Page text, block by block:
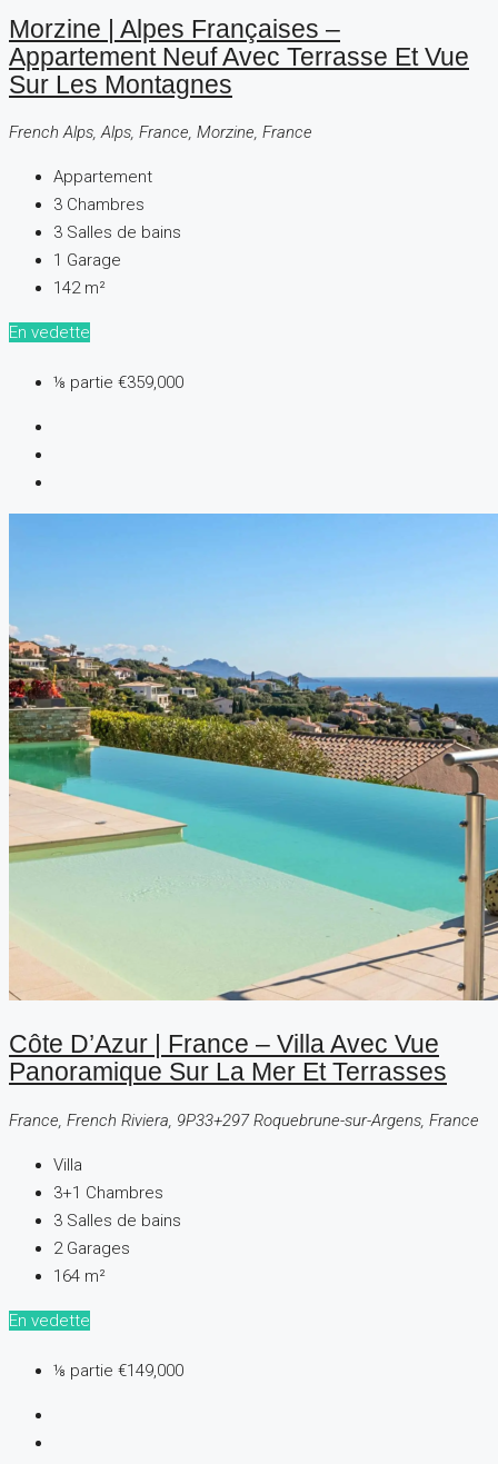
Morzine | Alpes Françaises –
Appartement Neuf Avec Terrasse Et Vue
Sur Les Montagnes
French Alps, Alps, France, Morzine, France
Appartement
3 Chambres
3 Salles de bains
1 Garage
142 m²
En vedette
⅛ partie €359,000
Côte D’Azur | France – Villa Avec Vue
Panoramique Sur La Mer Et Terrasses
France, French Riviera, 9P33+297 Roquebrune-sur-Argens, France
Villa
3+1 Chambres
3 Salles de bains
2 Garages
164 m²
En vedette
⅛ partie €149,000